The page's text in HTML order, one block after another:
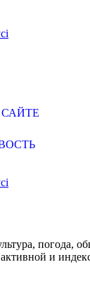
погода,
и